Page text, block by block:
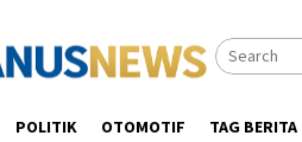
POLITIK OTOMOTIF TAG BERITA